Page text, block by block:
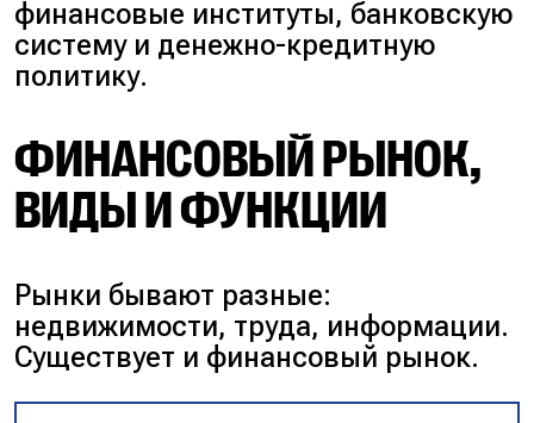
финансовые институты, банковскую
систему и денежно-кредитную
политику.
ФИНАНСОВЫЙ РЫНОК,
ВИДЫ И ФУНКЦИИ
Рынки бывают разные:
недвижимости, труда, информации.
Существует и финансовый рынок.